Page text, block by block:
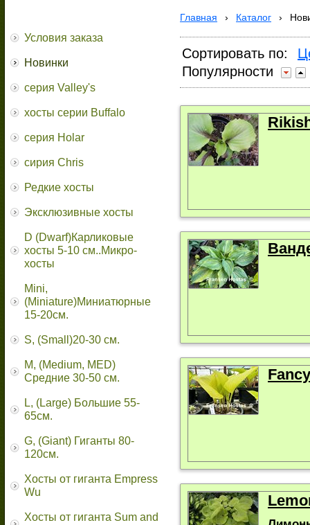
Условия заказа
Новинки
серия Valley's
хосты серии Buffalo
серия Holar
сирия Chris
Редкие хосты
Эксклюзивные хосты
D (Dwarf)Карликовые
хосты 5-10 см..Микро-
хосты
Mini,
(Miniature)Миниатюрные
15-20см.
S, (Small)20-30 см.
M, (Medium, MED)
Средние 30-50 см.
L, (Large) Большие 55-
65cм.
G, (Giant) Гиганты 80-
120см.
Хосты от гиганта Empress
Wu
Хосты от гиганта Sum and
Главная › Каталог ›
Сортировать по:
Популярности